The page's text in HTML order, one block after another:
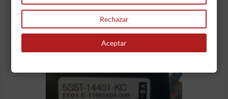
Rechazar
Aceptar